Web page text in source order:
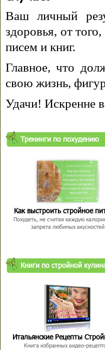
Ваш личный
здоровья, от
писем и книг.
Главное, что
свою жизнь,
Удачи! Искренне
Тренинги по похудению
Как выстроить стройное
Похудеть, не считая каждую
запрета любимых вкусностей
Книги по стройной
Итальянские Рецепты
Книга избранных видео-